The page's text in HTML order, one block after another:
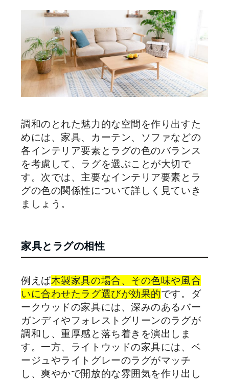
調和のとれた魅力的な空間を作り出すた
めには、家具、カーテン、ソファなどの
各インテリア要素とラグの色のバランス
を考慮して、ラグを選ぶことが大切で
す。次では、主要なインテリア要素とラ
グの色の関係性について詳しく見ていき
ましょう。
家具とラグの相性
例えば木製家具の場合、その色味や風合
いに合わせたラグ選びが効果的です。ダ
ークウッドの家具には、深みのあるバー
ガンディやフォレストグリーンのラグが
調和し、重厚感と落ち着きを演出しま
す。一方、ライトウッドの家具には、ベ
ージュやライトグレーのラグがマッチ
し、爽やかで開放的な雰囲気を作り出し